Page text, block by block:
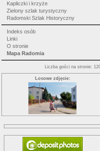
Kapliczki i krzyże
Zielony szlak turystyczny
Radomski Szlak Historyczny
Indeks osób
Linki
O stronie
Mapa Radomia
Liczba gości na stronie:
Losowe zdjęcie: